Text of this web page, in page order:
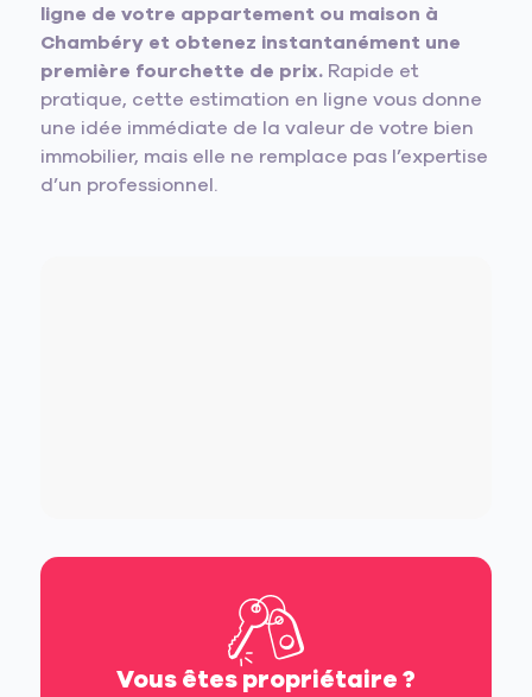
ligne de votre appartement ou maison à
Chambéry et obtenez instantanément une
première fourchette de prix. Rapide et
pratique, cette estimation en ligne vous donne
une idée immédiate de la valeur de votre bien
immobilier, mais elle ne remplace pas l’expertise
d’un professionnel.
Vous êtes propriétaire ?